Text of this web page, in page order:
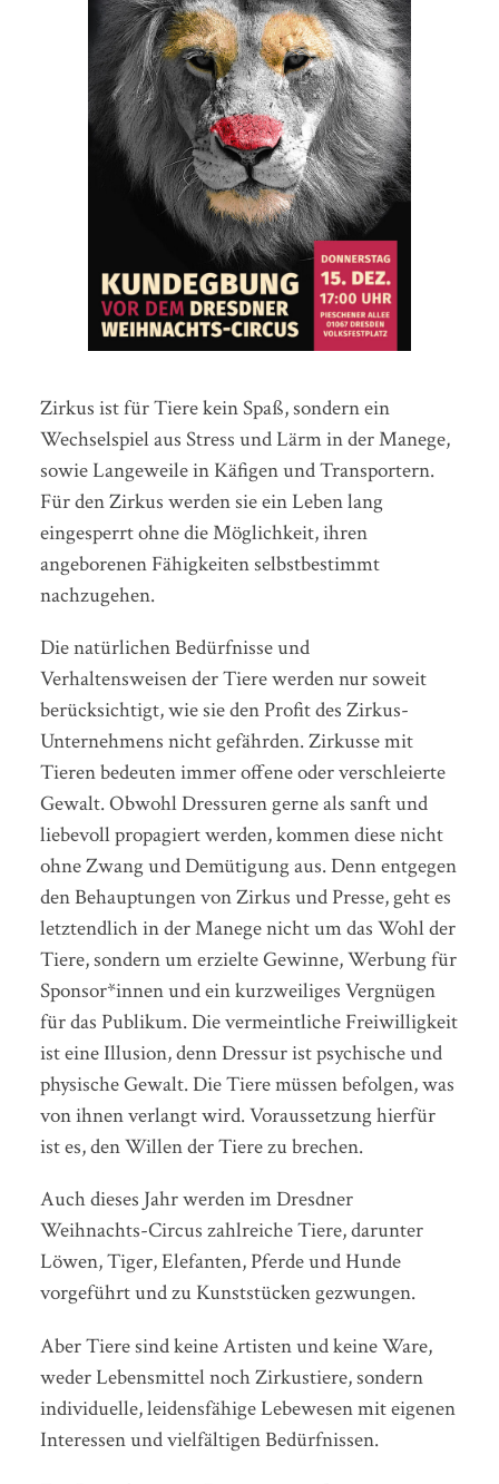
Zirkus ist für Tiere kein Spaß, sondern ein
Wechselspiel aus Stress und Lärm in der Manege,
sowie Langeweile in Käfigen und Transportern.
Für den Zirkus werden sie ein Leben lang
eingesperrt ohne die Möglichkeit, ihren
angeborenen Fähigkeiten selbstbestimmt
nachzugehen.
Die natürlichen Bedürfnisse und
Verhaltensweisen der Tiere werden nur soweit
berücksichtigt, wie sie den Profit des Zirkus-
Unternehmens nicht gefährden. Zirkusse mit
Tieren bedeuten immer offene oder verschleierte
Gewalt. Obwohl Dressuren gerne als sanft und
liebevoll propagiert werden, kommen diese nicht
ohne Zwang und Demütigung aus. Denn entgegen
den Behauptungen von Zirkus und Presse, geht es
letztendlich in der Manege nicht um das Wohl der
Tiere, sondern um erzielte Gewinne, Werbung für
Sponsor*innen und ein kurzweiliges Vergnügen
für das Publikum. Die vermeintliche Freiwilligkeit
ist eine Illusion, denn Dressur ist psychische und
physische Gewalt. Die Tiere müssen befolgen, was
von ihnen verlangt wird. Voraussetzung hierfür
ist es, den Willen der Tiere zu brechen.
Auch dieses Jahr werden im Dresdner
Weihnachts-Circus zahlreiche Tiere, darunter
Löwen, Tiger, Elefanten, Pferde und Hunde
vorgeführt und zu Kunststücken gezwungen.
Aber Tiere sind keine Artisten und keine Ware,
weder Lebensmittel noch Zirkustiere, sondern
individuelle, leidensfähige Lebewesen mit eigenen
Interessen und vielfältigen Bedürfnissen.